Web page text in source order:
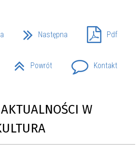
Następna Pdf
Powrót Kontakt
W